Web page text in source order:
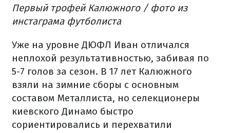
Первый трофей Калюжного / фото из
инстаграма футболиста
Уже на уровне ДЮФЛ Иван отличался
неплохой результативностью, забивая по
5-7 голов за сезон. В 17 лет Калюжного
взяли на зимние сборы с основным
составом Металлиста, но селекционеры
киевского Динамо быстро
сориентировались и перехватили